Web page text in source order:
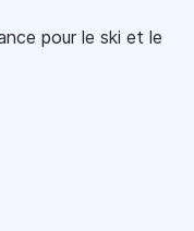
pour le ski et le